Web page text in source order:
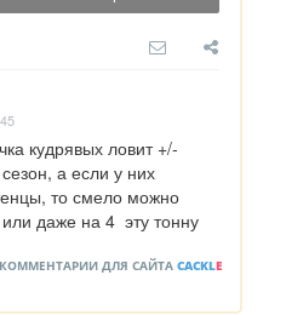
кудрявых ловит +/-
а если у них
то смело можно
даже на 4  эту тонну
КОММЕНТАРИИ ДЛЯ САЙТА CACKLE